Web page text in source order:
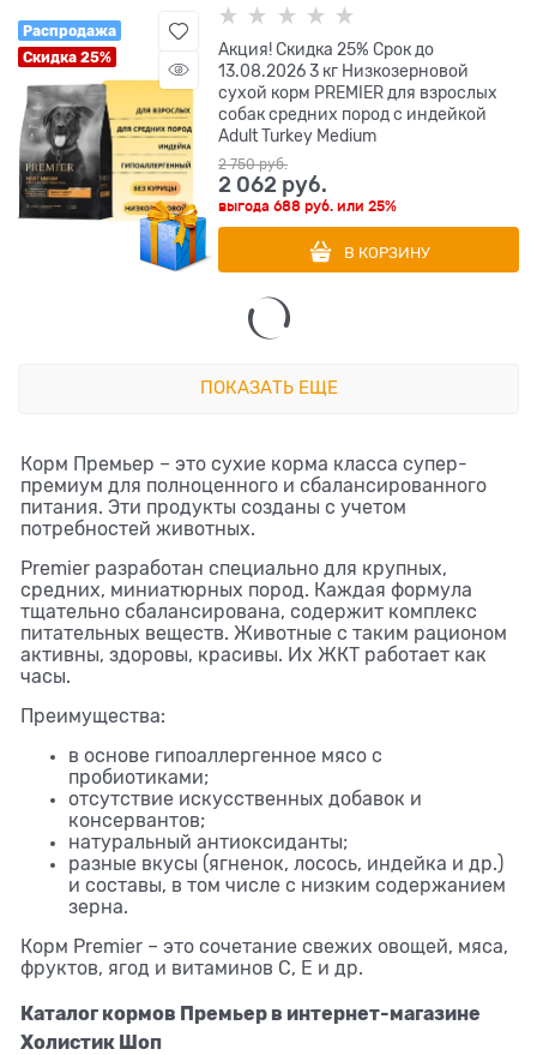
Распродажа
Скидка 25%
Акция! Скидка 25% Срок до
13.08.2026 3 кг Низкозерновой
сухой корм PREMIER для взрослых
собак средних пород с индейкой
Adult Turkey Medium
2 750 руб.
2 062 руб.
выгода688 руб. или25%
В КОРЗИНУ
ПОКАЗАТЬ ЕЩЕ
Корм Премьер – это сухие корма класса супер-
премиум для полноценного и сбалансированного
питания. Эти продукты созданы с учетом
потребностей животных.
Premier разработан специально для крупных,
средних, миниатюрных пород. Каждая формула
тщательно сбалансирована, содержит комплекс
питательных веществ. Животные с таким рационом
активны, здоровы, красивы. Их ЖКТ работает как
часы.
Преимущества:
в основе гипоаллергенное мясо с
пробиотиками;
отсутствие искусственных добавок и
консервантов;
натуральный антиоксиданты;
разные вкусы (ягненок, лосось, индейка и др.)
и составы, в том числе с низким содержанием
зерна.
Корм Premier – это сочетание свежих овощей, мяса,
фруктов, ягод и витаминов С, Е и др.
Каталог кормов Премьер в интернет-магазине
Холистик Шоп